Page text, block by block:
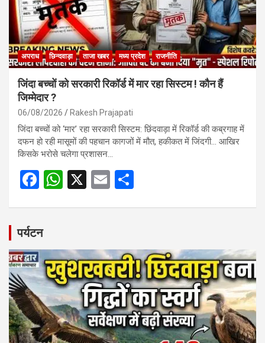
अपराध छिन्दवाड़ा ताजा खबर मध्य प्रदेश राजनीति
जिंदा बच्चों को सरकारी रिकॉर्ड में मार रहा सिस्टम ! कौन हैं
जिम्मेदार ?
06/08/2026 Rakesh Prajapati
जिंदा बच्चों को ‘मार’ रहा सरकारी सिस्टम: छिंदवाड़ा में रिकॉर्ड की कब्रगाह में
दफन हो रही मासूमों की पहचान कागजों में मौत, हकीकत में जिंदगी… आखिर
किसके भरोसे चलेगा प्रशासन…
F
b
o
o
k
W
A
p
p
X
E
पर्यटन